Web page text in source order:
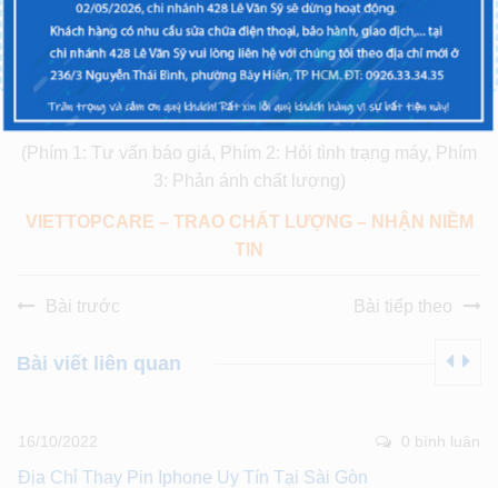
CN7:288 Nguyễn Tất Thành P.13 Q.4 TpHCM
trường ĐH Nguyễn Tất Thành)
Di động: 0911 88 99 11 hoặc 088 839 2424
Tổng đài:0911.8899.11 Nhấp để gọi
(Phím 1: Tư vấn báo giá, Phím 2: Hỏi tình trạng máy, Phím
3: Phản ánh chất lượng)
VIETTOPCARE – TRAO CHẤT LƯỢNG – NHẬN NIỀM
TIN
Bài trước Bài tiếp theo
Bài viết liên quan
16/10/2022 0 bình luân
Địa Chỉ Thay Pin Iphone Uy Tín Tại Sài Gòn